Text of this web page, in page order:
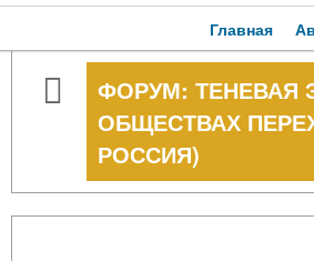
Главная
ФОРУМ: ТЕНЕВАЯ
ОБЩЕСТВАХ
РОССИЯ)